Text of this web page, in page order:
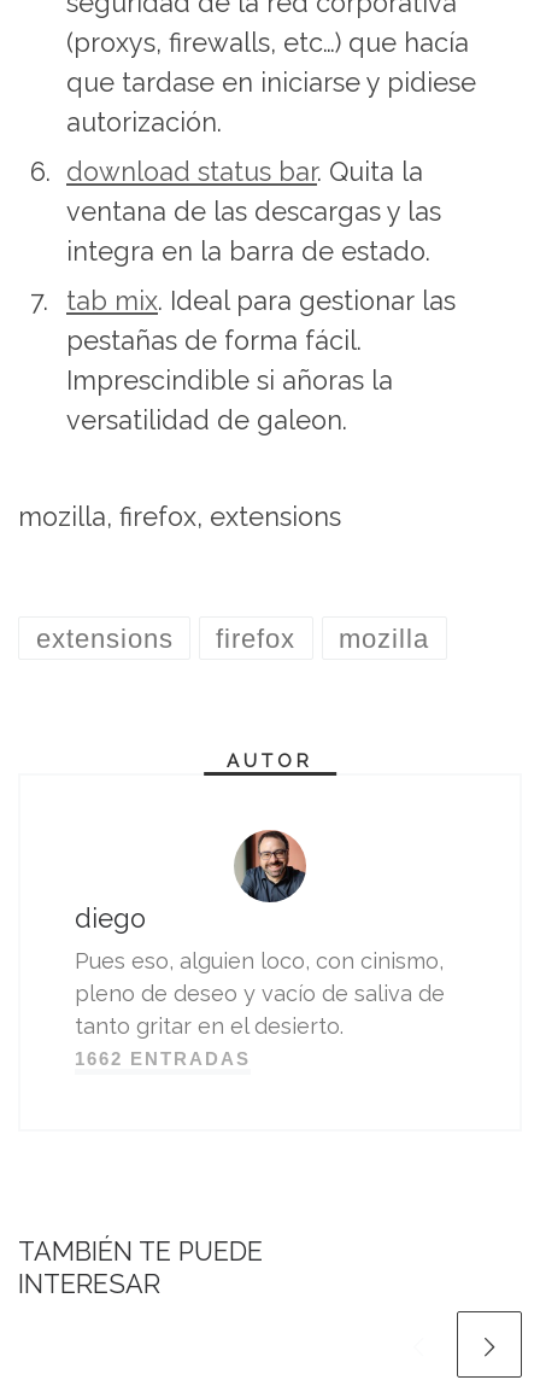
(proxys, firewalls, etc…) que hacía
que tardase en iniciarse y pidiese
autorización.
download status bar. Quita la
ventana de las descargas y las
integra en la barra de estado.
tab mix. Ideal para gestionar las
pestañas de forma fácil.
Imprescindible si añoras la
versatilidad de galeon.
mozilla, firefox, extensions
extensions firefox mozilla
AUTOR
diego
Pues eso, alguien loco, con cinismo,
pleno de deseo y vacío de saliva de
tanto gritar en el desierto.
1662 ENTRADAS
TAMBIÉN TE PUEDE
INTERESAR